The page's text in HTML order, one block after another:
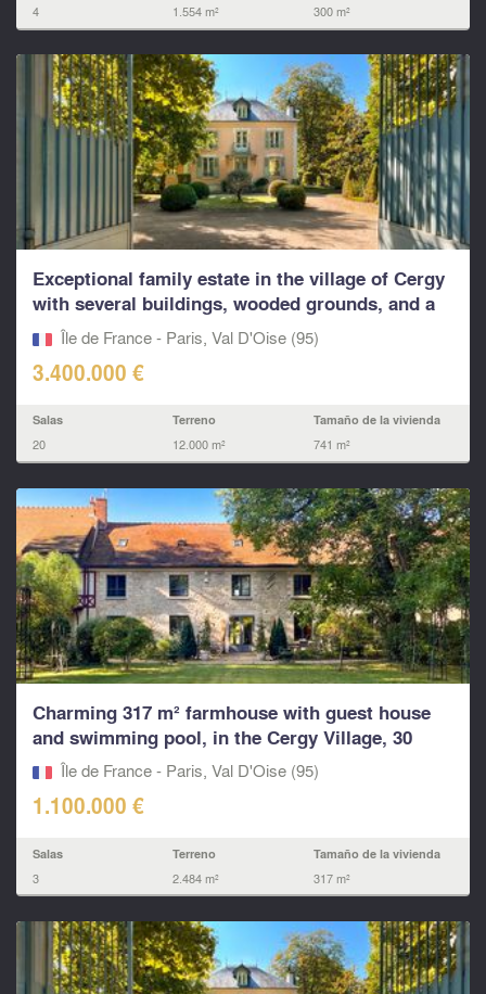
4 1.554 m² 300 m²
Exceptional family estate in the village of Cergy
with several buildings, wooded grounds, and a
swimÎle de France - Paris, Val D'Oise (95)
3.400.000 €
Salas
20
Terreno
12.000 m²
Tamaño de la vivienda
741 m²
Charming 317 m² farmhouse with guest house
and swimming pool, in the Cergy Village, 30
minutes...
Île de France - Paris, Val D'Oise (95)
1.100.000 €
Salas
3
Terreno
2.484 m²
Tamaño de la vivienda
317 m²